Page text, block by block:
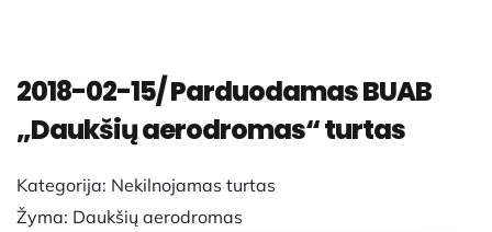
2018-02-15/ Parduodamas BUAB
„Daukšių aerodromas“ turtas
Kategorija: Nekilnojamas turtas
Žyma: Daukšių aerodromas